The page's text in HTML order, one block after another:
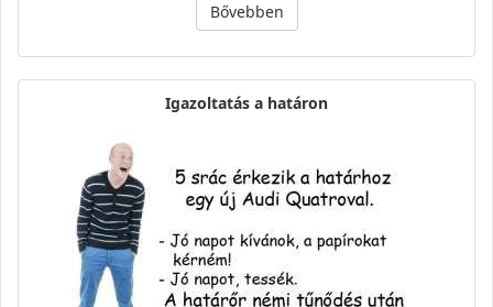
Bővebben
Igazoltatás a határon